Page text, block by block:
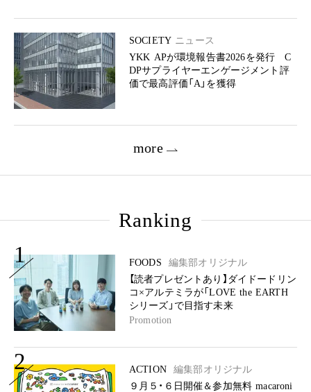
SOCIETY ニュース
YKK APが環境報告書2026を発行 C
DPサプライヤーエンゲージメント評
価で最高評価「A」を獲得
more
Ranking
1 FOODS
編集部オリジナル
【読者プレゼントあり】ダイドードリン
コ×アルテミラが「LOVE the EARTH
シリーズ」で目指す未来
Promotion
2 ACTION
編集部オリジナル
９月５・６日開催＆参加無料 macaroni